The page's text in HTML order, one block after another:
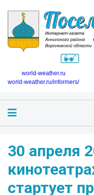
world-weather.ru
world-weather.ru/informers/
30 апреля
стартует